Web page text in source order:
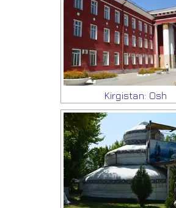
Kirgistan: Osh